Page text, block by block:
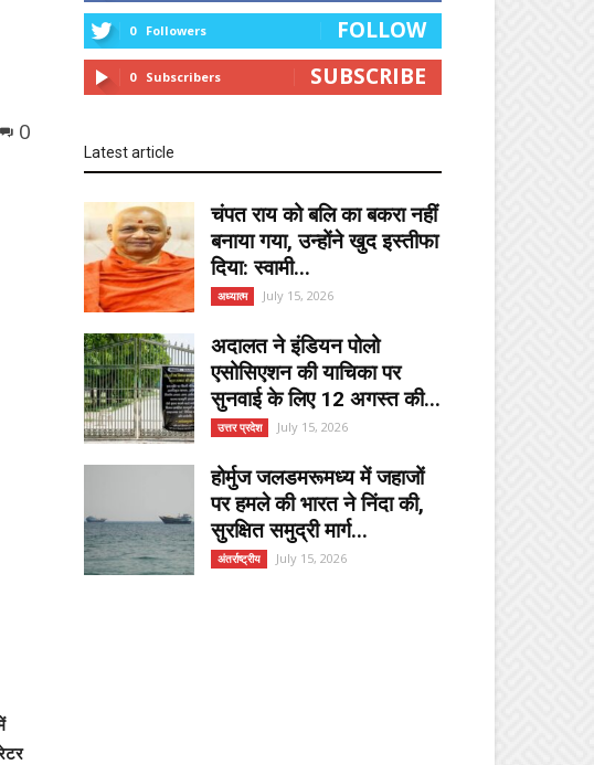
0
0 Followers FOLLOW
0 Subscribers SUBSCRIBE
Latest article
चंपत राय को बलि का बकरा नहीं
बनाया गया, उन्होंने खुद इस्तीफा
दिया: स्वामी...
अध्यात्म July 15, 2026
अदालत ने इंडियन पोलो
एसोसिएशन की याचिका पर
सुनवाई के लिए 12 अगस्त की...
उत्तर प्रदेश July 15, 2026
होर्मुज जलडमरूमध्य में जहाजों
पर हमले की भारत ने निंदा की,
सुरक्षित समुद्री मार्ग...
अंतर्राष्ट्रीय July 15, 2026